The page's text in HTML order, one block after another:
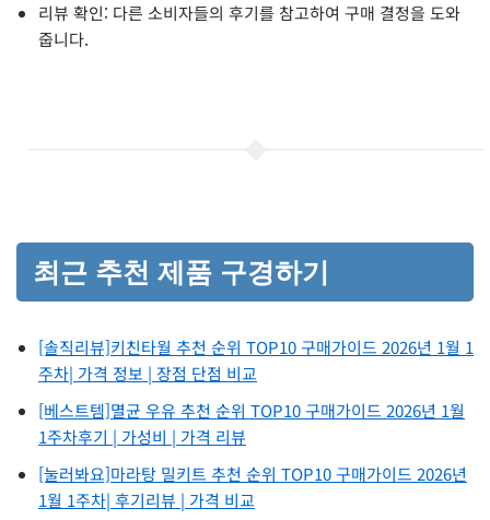
리뷰 확인: 다른 소비자들의 후기를 참고하여 구매 결정을 도와
줍니다.
최근 추천 제품 구경하기
[솔직리뷰]키친타월 추천 순위 TOP10 구매가이드 2026년 1월 1
주차| 가격 정보 | 장점 단점 비교
[베스트템]멸균 우유 추천 순위 TOP10 구매가이드 2026년 1월
1주차후기 | 가성비 | 가격 리뷰
[눌러봐요]마라탕 밀키트 추천 순위 TOP10 구매가이드 2026년
1월 1주차| 후기리뷰 | 가격 비교